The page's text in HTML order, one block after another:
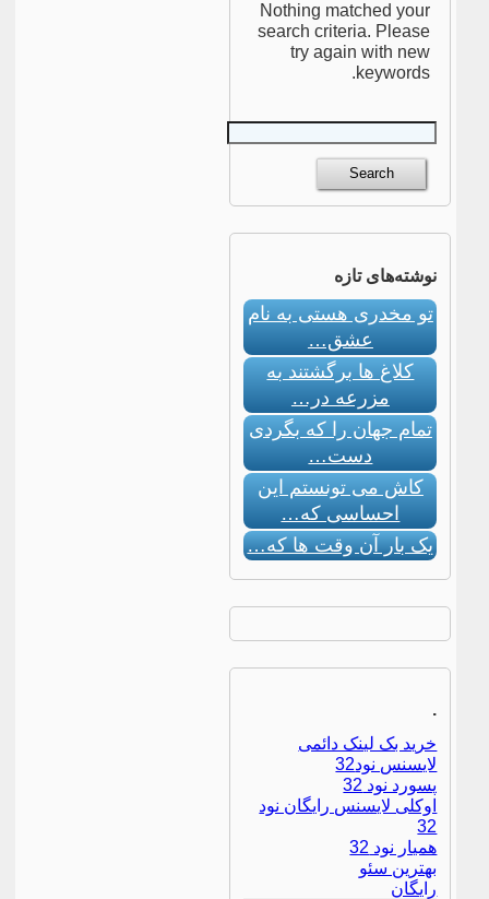
Nothing matched your
search criteria. Please
try again with new
keywords.
نوشته‌های تازه
تو مخدری هستی به نام
عشق…
کلاغ ها برگشتند به
مزرعه در…
تمام جهان را که بگردی
دست…
کاش می تونستم این
احساسی که…
یک بار آن وقت ها که…
.
خرید بک لینک دائمی
لایسنس نود32
پسورد نود 32
اوکلی لایسنس رایگان نود
32
همیار نود 32
بهترین سئو
رایگان